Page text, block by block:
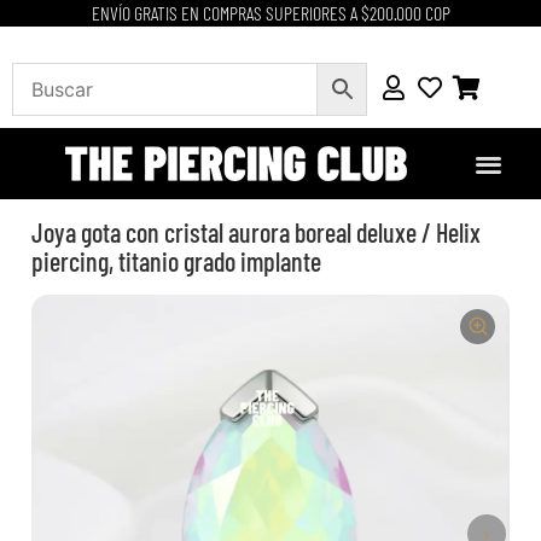
ENVÍO GRATIS EN COMPRAS SUPERIORES A $200.000 COP
Joya gota con cristal aurora boreal deluxe / Helix
piercing, titanio grado implante
›